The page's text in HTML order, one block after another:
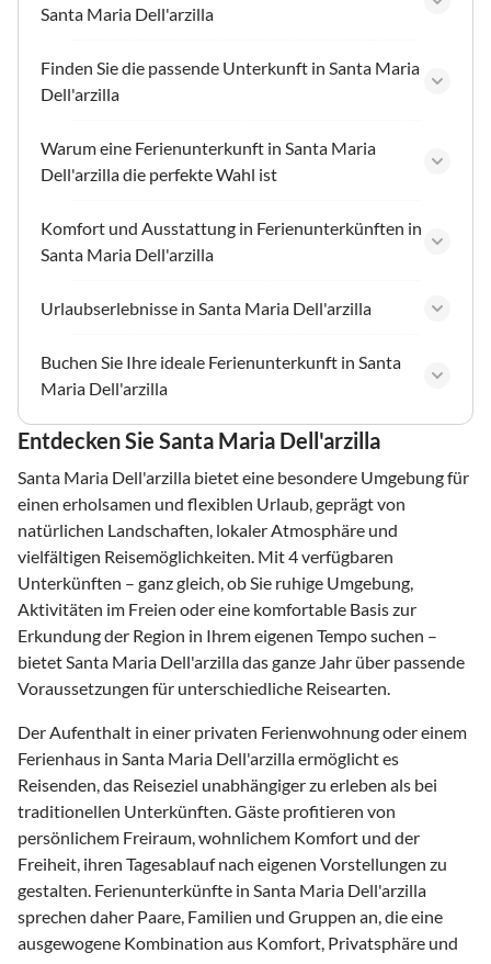
Santa Maria Dell'arzilla
Finden Sie die passende Unterkunft in Santa Maria
Dell'arzilla
Warum eine Ferienunterkunft in Santa Maria
Dell'arzilla die perfekte Wahl ist
Komfort und Ausstattung in Ferienunterkünften in
Santa Maria Dell'arzilla
Urlaubserlebnisse in Santa Maria Dell'arzilla
Buchen Sie Ihre ideale Ferienunterkunft in Santa
Maria Dell'arzilla
Entdecken Sie Santa Maria Dell'arzilla
Santa Maria Dell'arzilla bietet eine besondere Umgebung für
einen erholsamen und flexiblen Urlaub, geprägt von
natürlichen Landschaften, lokaler Atmosphäre und
vielfältigen Reisemöglichkeiten. Mit 4 verfügbaren
Unterkünften – ganz gleich, ob Sie ruhige Umgebung,
Aktivitäten im Freien oder eine komfortable Basis zur
Erkundung der Region in Ihrem eigenen Tempo suchen –
bietet Santa Maria Dell'arzilla das ganze Jahr über passende
Voraussetzungen für unterschiedliche Reisearten.
Der Aufenthalt in einer privaten Ferienwohnung oder einem
Ferienhaus in Santa Maria Dell'arzilla ermöglicht es
Reisenden, das Reiseziel unabhängiger zu erleben als bei
traditionellen Unterkünften. Gäste profitieren von
persönlichem Freiraum, wohnlichem Komfort und der
Freiheit, ihren Tagesablauf nach eigenen Vorstellungen zu
gestalten. Ferienunterkünfte in Santa Maria Dell'arzilla
sprechen daher Paare, Familien und Gruppen an, die eine
ausgewogene Kombination aus Komfort, Privatsphäre und